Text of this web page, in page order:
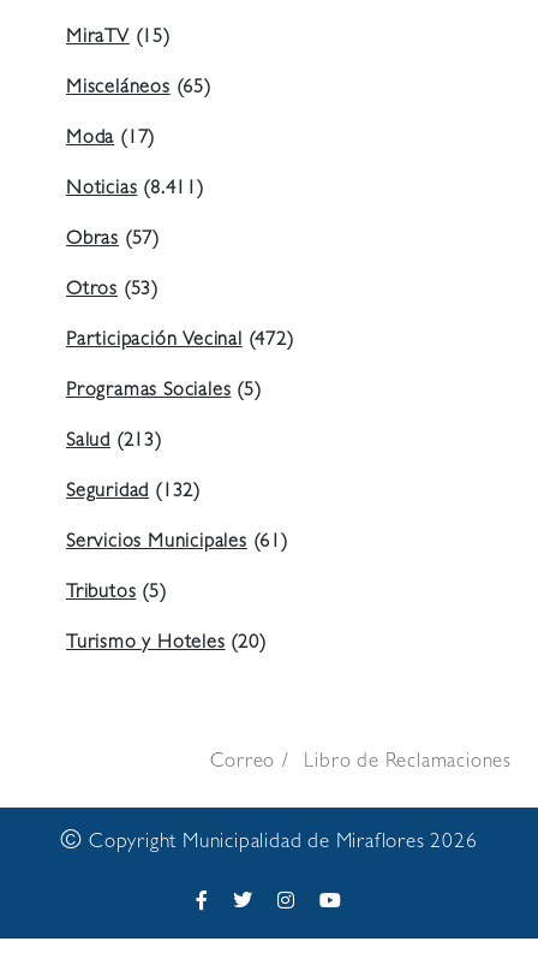
MiraTV (15)
Misceláneos (65)
Moda (17)
Noticias (8.411)
Obras (57)
Otros (53)
Participación Vecinal (472)
Programas Sociales (5)
Salud (213)
Seguridad (132)
Servicios Municipales (61)
Tributos (5)
Turismo y Hoteles (20)
Correo Libro de Reclamaciones
© Copyright Municipalidad de Miraflores 2026